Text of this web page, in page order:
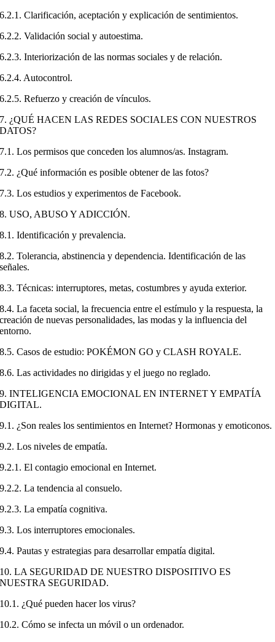
6.2.1. Clarificación, aceptación y explicación de sentimientos.
6.2.2. Validación social y autoestima.
6.2.3. Interiorización de las normas sociales y de relación.
6.2.4. Autocontrol.
6.2.5. Refuerzo y creación de vínculos.
7. ¿QUÉ HACEN LAS REDES SOCIALES CON NUESTROS
DATOS?
7.1. Los permisos que conceden los alumnos/as. Instagram.
7.2. ¿Qué información es posible obtener de las fotos?
7.3. Los estudios y experimentos de Facebook.
8. USO, ABUSO Y ADICCIÓN.
8.1. Identificación y prevalencia.
8.2. Tolerancia, abstinencia y dependencia. Identificación de las
señales.
8.3. Técnicas: interruptores, metas, costumbres y ayuda exterior.
8.4. La faceta social, la frecuencia entre el estímulo y la respuesta, la
creación de nuevas personalidades, las modas y la influencia del
entorno.
8.5. Casos de estudio: POKÉMON GO y CLASH ROYALE.
8.6. Las actividades no dirigidas y el juego no reglado.
9. INTELIGENCIA EMOCIONAL EN INTERNET Y EMPATÍA
DIGITAL.
9.1. ¿Son reales los sentimientos en Internet? Hormonas y emoticonos.
9.2. Los niveles de empatía.
9.2.1. El contagio emocional en Internet.
9.2.2. La tendencia al consuelo.
9.2.3. La empatía cognitiva.
9.3. Los interruptores emocionales.
9.4. Pautas y estrategias para desarrollar empatía digital.
10. LA SEGURIDAD DE NUESTRO DISPOSITIVO ES
NUESTRA SEGURIDAD.
10.1. ¿Qué pueden hacer los virus?
10.2. Cómo se infecta un móvil o un ordenador.